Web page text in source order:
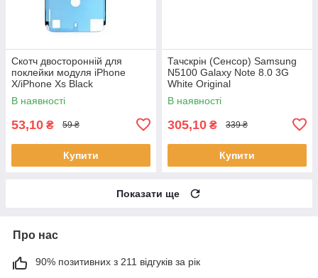
Скотч двосторонній для
поклейки модуля iPhone
X/iPhone Xs Black
В наявності
53,10 ₴ 59 ₴
Купити
Тачскрін (Сенсор) Samsung
N5100 Galaxy Note 8.0 3G
White Original
В наявності
305,10 ₴ 339 ₴
Купити
Показати ще
Про нас
90% позитивних з 211 відгуків за рік